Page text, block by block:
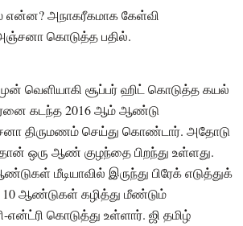
வெளியாகி சூப்பர் ஹிட் கொடுத்த கயல்
கடந்த 2016 ஆம் ஆண்டு
திருமணம் செய்து கொண்டார். அதோடு
ஒரு ஆண் குழந்தை பிறந்து உள்ளது.
மீடியாவில் இருந்து பிரேக் எடுத்துக்
ஆண்டுகள் கழித்து மீண்டும்
என்ட்ரி கொடுத்து உள்ளார். ஜி தமிழ்